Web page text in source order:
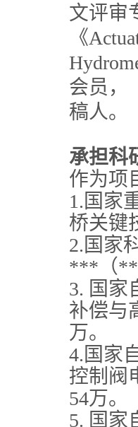
文评审
《
会员，
稿人。
承担科
作为项
1.国家
桥关键
2.国家
***（
3. 国家
补偿与
万。
4.国家
控制阀
54万。
5. 国家